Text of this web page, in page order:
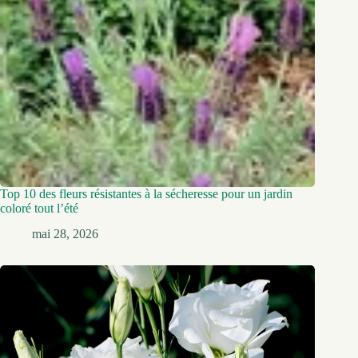
Top 10 des fleurs résistantes à la sécheresse pour un jardin
coloré tout l’été
mai 28, 2026